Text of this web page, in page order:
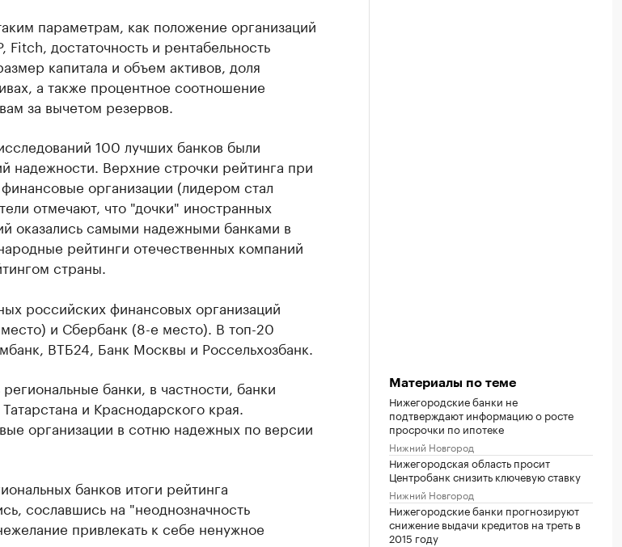
параметрам, как положение организаций
Fitch, достаточность и рентабельность
капитала и объем активов, доля
а также процентное соотношение
за вычетом резервов.
100 лучших банков были
надежности. Верхние строчки рейтинга при
организации (лидером стал
отмечают, что "дочки" иностранных
оказались самыми надежными банками в
рейтинги отечественных компаний
страны.
российских финансовых организаций
и Сбербанк (8-е место). В топ-20
ВТБ24, Банк Москвы и Россельхозбанк.
банки, в частности, банки
и Краснодарского края.
организации в сотню надежных по версии
банков итоги рейтинга
сославшись на "неоднозначность
привлекать к себе ненужное
Материалы по теме
Нижегородские банки не
подтверждают информацию о росте
просрочки по ипотеке
Нижний Новгород
Нижегородская область просит
Центробанк снизить ключевую ставку
Нижний Новгород
Нижегородские банки прогнозируют
снижение выдачи кредитов на треть в
2015 году